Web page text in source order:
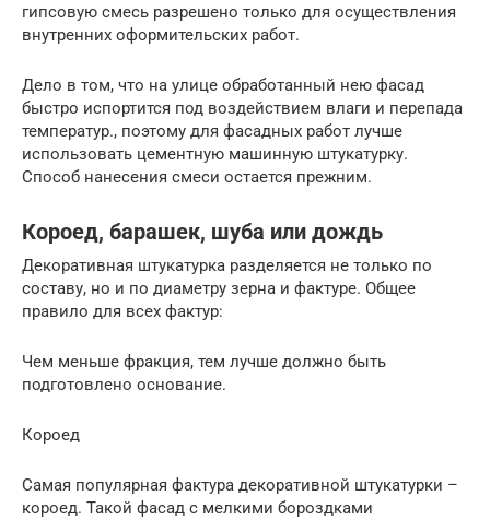
гипсовую смесь разрешено только для осуществления
внутренних оформительских работ.
Дело в том, что на улице обработанный нею фасад
быстро испортится под воздействием влаги и перепада
температур., поэтому для фасадных работ лучше
использовать цементную машинную штукатурку.
Способ нанесения смеси остается прежним.
Короед, барашек, шуба или дождь
Декоративная штукатурка разделяется не только по
составу, но и по диаметру зерна и фактуре. Общее
правило для всех фактур:
Чем меньше фракция, тем лучше должно быть
подготовлено основание.
Короед
Самая популярная фактура декоративной штукатурки –
короед. Такой фасад с мелкими бороздками